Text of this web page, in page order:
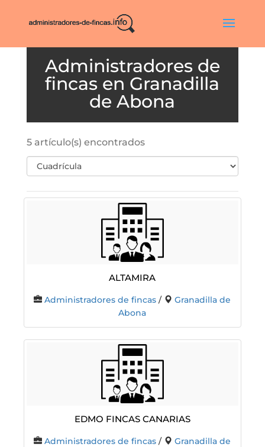
Granadilla
de Abona
5 artículo(s) encontrados
ALTAMIRA
Administradores de fincas /
Granadilla de
Abona
Edmo Fincas Canarias
Administradores de fincas /
Granadilla de